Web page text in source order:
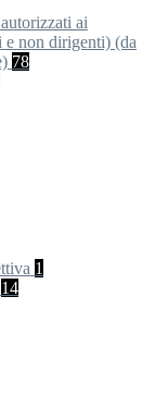
ai
non dirigenti) (da
78
1
14